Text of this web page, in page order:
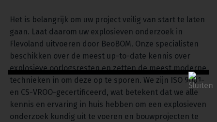
Het is belangrijk om uw project veilig van start te laten
gaan. Laat daarom uw explosieven onderzoek in
Flevoland uitvoeren door BeoBOM. Onze specialisten
beschikken over de meest up-to-date kennis over
explosieve oorlogsresten en zetten de meest moderne
technieken in om deze op te sporen. We zijn ISO 9001-
en CS-VROO-gecertificeerd, wat betekent dat we alle
kennis en ervaring in huis hebben om een explosieven
onderzoek kundig uit te voeren en bouwprojecten te